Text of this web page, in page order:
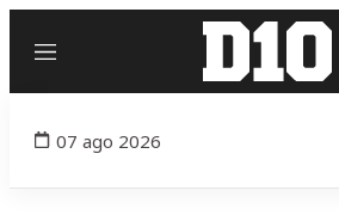
Menú
07 ago 2026